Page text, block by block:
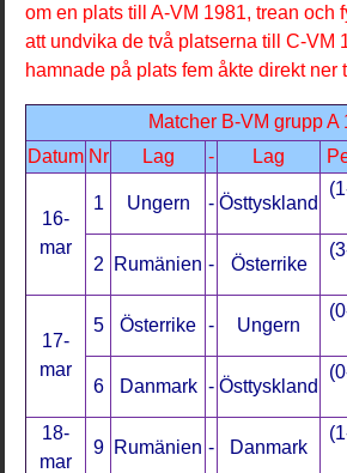
om en plats till A-VM 1981, trean och
att undvika de två platserna till C-VM
hamnade på plats fem åkte direkt ner
Matcher B-VM grupp A
Datum Nr Lag - Lag
16-
mar
1 Ungern - Östtyskland
2 Rumänien - Österrike
17-
mar
5 Österrike - Ungern
6 Danmark - Östtyskland
18-
mar
9 Rumänien - Danmark